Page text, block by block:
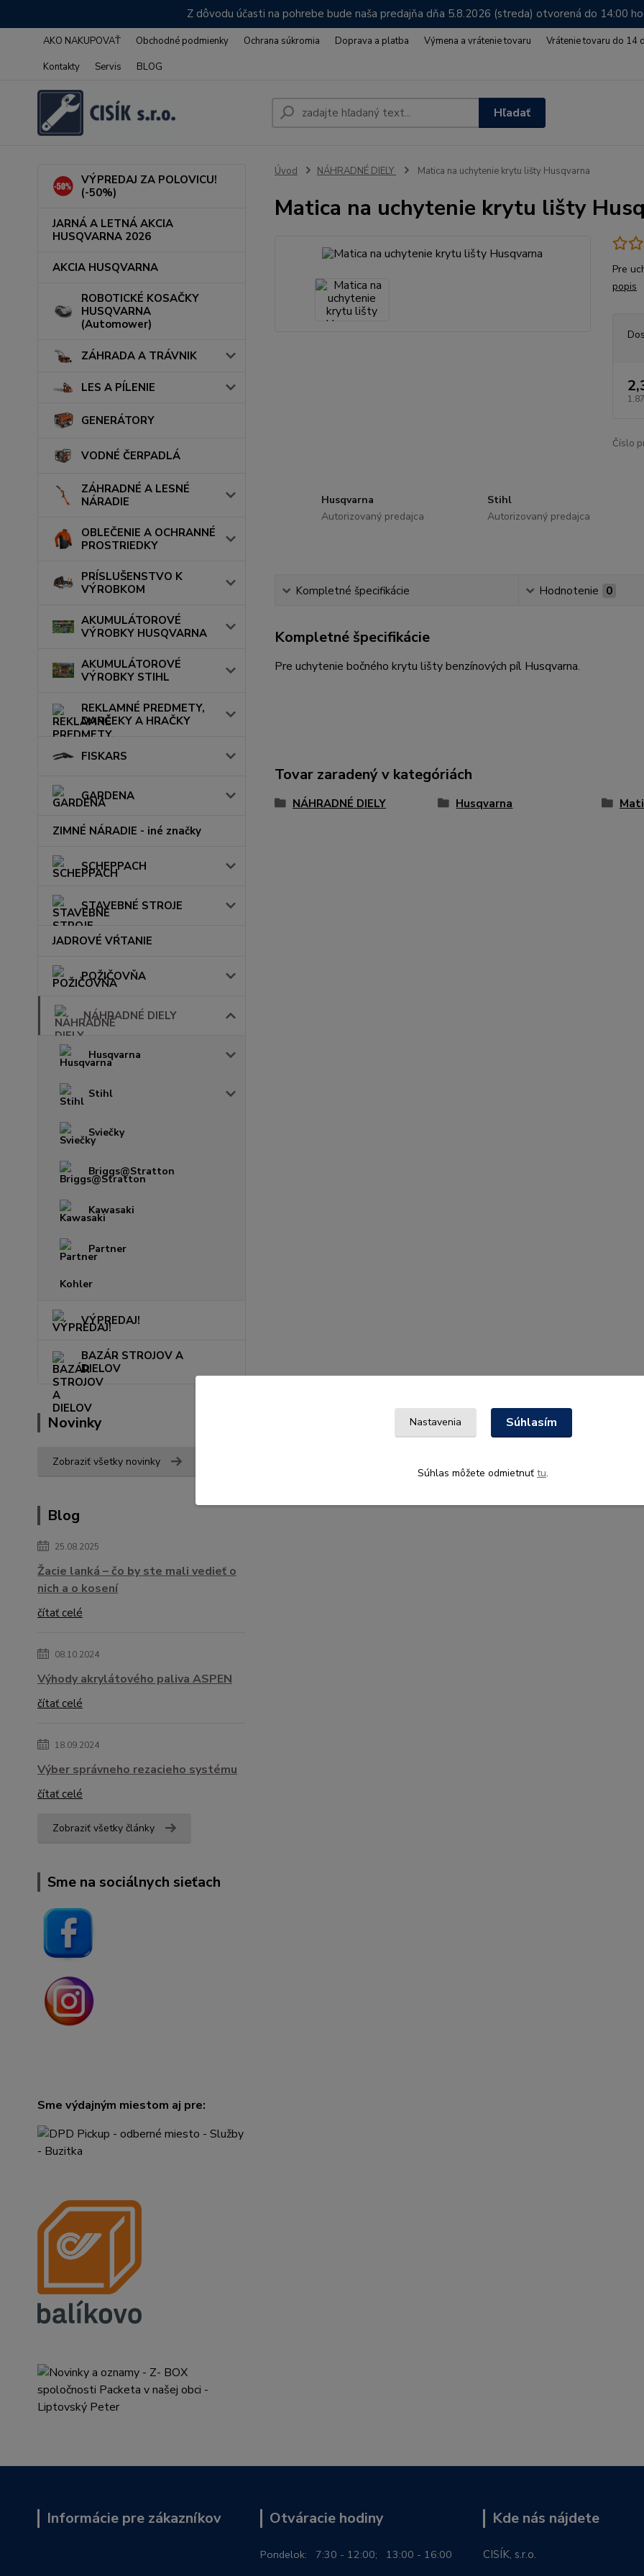
Z dôvodu účasti na pohrebe bude naša predajňa dňa 5.8.2026 (streda) otvorená do 14:00
AKO NAKUPOVAŤ Obchodné podmienky Ochrana súkromia Doprava a platba Výmena a vrátenie tovaru
Vrátenie tovaru do 14
Kontakty
Servis BLOG
Hľadať
VÝPREDAJ ZA POLOVICU!
(-50%)
JARNÁ A LETNÁ AKCIA
HUSQVARNA 2026
AKCIA HUSQVARNA
ROBOTICKÉ KOSAČKY
HUSQVARNA
(Automower)
ZÁHRADA A TRÁVNIK
LES A PÍLENIE
GENERÁTORY
VODNÉ ČERPADLÁ
ZÁHRADNÉ A LESNÉ
NÁRADIE
OBLEČENIE A OCHRANNÉ
PROSTRIEDKY
PRÍSLUŠENSTVO K
VÝROBKOM
AKUMULÁTOROVÉ
VÝROBKY HUSQVARNA
AKUMULÁTOROVÉ
VÝROBKY STIHL
REKLAMNÉ PREDMETY,
DARČEKY A HRAČKY
FISKARS
GARDENA
ZIMNÉ NÁRADIE - iné značky
SCHEPPACH
STAVEBNÉ STROJE
JADROVÉ VŔTANIE
POŽIČOVŇA
NÁHRADNÉ DIELY
Husqvarna
Stihl
Sviečky
Briggs@Stratton
Kawasaki
Partner
Kohler
VÝPREDAJ!
BAZÁR STROJOV A
DIELOV
Novinky
Zobraziť všetky novinky
Blog
25.08.2025
Žacie lanká – čo by ste mali vedieť o
nich a o kosení
čítať celé
08.10.2024
Výhody akrylátového paliva ASPEN
čítať celé
18.09.2024
Výber správneho rezacieho systému
čítať celé
Zobraziť všetky články
Sme na sociálnych sieťach
Sme výdajným miestom aj pre:
Úvod NÁHRADNÉ DIELY Matica na uchytenie krytu lišty Husqvarna
Matica na uchytenie krytu lišty
Pre
popis
Číslo
Husqvarna
Autorizovaný predajca
Stihl
Autorizovaný predajca
Kompletné špecifikácie Hodnotenie 0
Kompletné špecifikácie
Pre uchytenie bočného krytu lišty benzínových píl Husqvarna.
Tovar zaradený v kategóriách
NÁHRADNÉ DIELY Husqvarna
Informácie pre zákazníkov Otváracie hodiny
Pondelok: 7:30 - 12:00; 13:00 - 16:00
Kde nás nájdete
CISÍK, s.r.o.
Nastavenia Súhlasím
Súhlas môžete odmietnuť tu.